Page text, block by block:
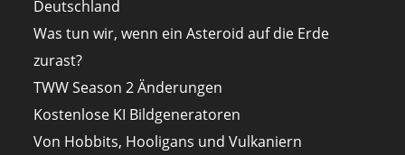
Deutschland
Was tun wir, wenn ein Asteroid auf die Erde
zurast?
TWW Season 2 Änderungen
Kostenlose KI Bildgeneratoren
Von Hobbits, Hooligans und Vulkaniern